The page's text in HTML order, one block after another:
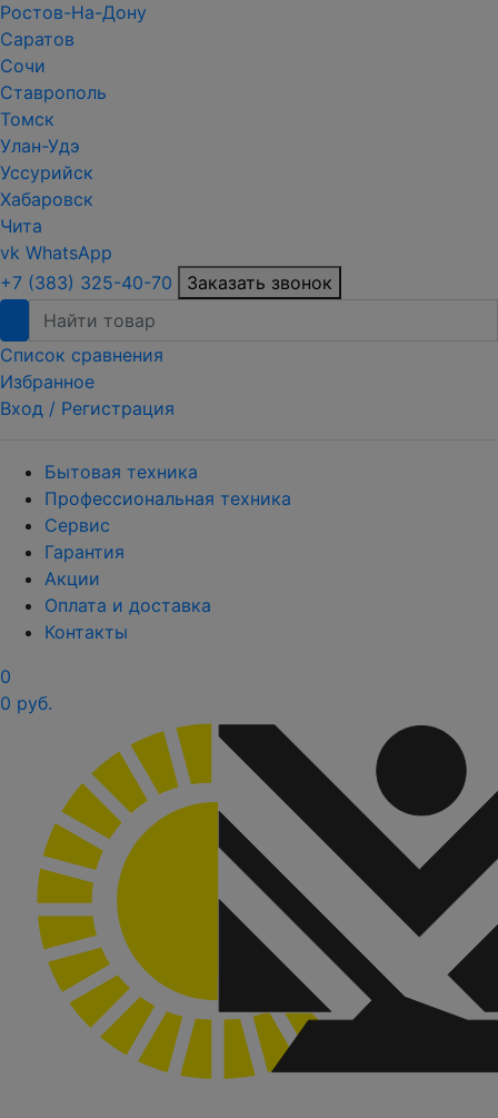
Ростов-На-Дону
Саратов
Сочи
Ставрополь
Томск
Улан-Удэ
Уссурийск
Хабаровск
Чита
vk WhatsApp
+7 (383) 325-40-70
Заказать звонок
Список сравнения
Избранное
Вход / Регистрация
Бытовая техника
Профессиональная техника
Сервис
Гарантия
Акции
Оплата и доставка
Контакты
0
0 руб.